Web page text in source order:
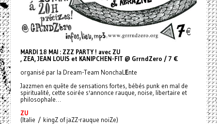
MARDI 18 MAI : ZZZ PARTY ! avec ZU
, ZEA, JEAN LOUIS et KANIPCHEN-FIT @ GrrndZero / 7 €
organisé par la Dream-Team NonchaL Ente
Jazzmen en quête de sensations fortes, bébés punk en mal de
spiritualité, cette soirée s'annonce rauque, noise, libertaire et
philosophale…
ZU
(Italie / kingZ of jaZZ-rauque noiZe)